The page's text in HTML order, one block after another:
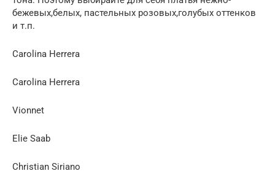
бежевых,белых, пастельных розовых,голубых оттенков
и т.п.
Carolina Herrera
Carolina Herrera
Vionnet
Elie Saab
Christian Siriano